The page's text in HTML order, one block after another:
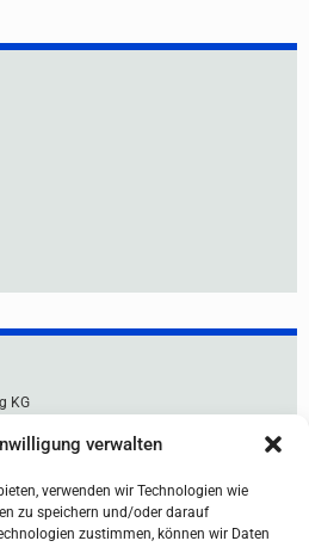
verwalten
verwenden wir Technologien wie
zu speichern und/oder darauf
zustimmen, können wir Daten
KG